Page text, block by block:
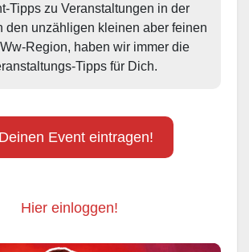
Tipps zu Veranstaltungen in der
den unzähligen kleinen aber feinen
Region, haben wir immer die
Tipps für Dich.
Event eintragen!
Hier einloggen!